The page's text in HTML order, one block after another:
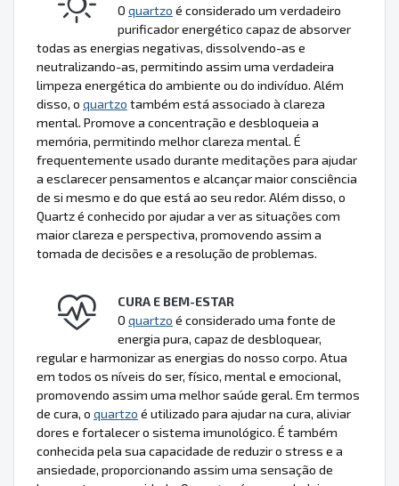
O quartzo é considerado um verdadeiro
purificador energético capaz de absorver
todas as energias negativas, dissolvendo-as e
neutralizando-as, permitindo assim uma verdadeira
limpeza energética do ambiente ou do indivíduo. Além
disso, o quartzo também está associado à clareza
mental. Promove a concentração e desbloqueia a
memória, permitindo melhor clareza mental. É
frequentemente usado durante meditações para ajudar
a esclarecer pensamentos e alcançar maior consciência
de si mesmo e do que está ao seu redor. Além disso, o
Quartz é conhecido por ajudar a ver as situações com
maior clareza e perspectiva, promovendo assim a
tomada de decisões e a resolução de problemas.
CURA E BEM-ESTAR
O quartzo é considerado uma fonte de
energia pura, capaz de desbloquear,
regular e harmonizar as energias do nosso corpo. Atua
em todos os níveis do ser, físico, mental e emocional,
promovendo assim uma melhor saúde geral. Em termos
de cura, o quartzo é utilizado para ajudar na cura, aliviar
dores e fortalecer o sistema imunológico. É também
conhecida pela sua capacidade de reduzir o stress e a
ansiedade, proporcionando assim uma sensação de